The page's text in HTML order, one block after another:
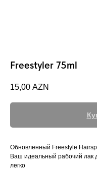
Freestyler 75ml
15,00 AZN
Обновленный Freestyle
Ваш идеальный рабочий лак
легко